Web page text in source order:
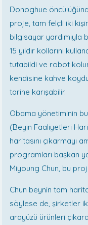
Donoghue
proje, tam felçli iki
bilgisayar yardımıyla
15 yıldır kollarını
tutabildi ve robot
kendisine kahve
tarihe karışabilir.
Obama yönetiminin
(Beyin Faaliyetleri
haritasını çıkarmayı
programları başkan
Miyoung Chun, bu
Chun beynin tam
söylese de, şirketler
arayüzü ürünleri